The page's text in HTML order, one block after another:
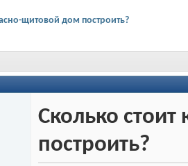
щитовой дом построить?
Сколько
построить?